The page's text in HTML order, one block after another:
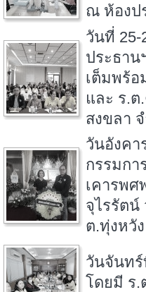
ณ ห้องป
วันที่ 25-
ประธา
เต็มพร้
และ ร.
สงขลา
วันอังคา
กรรมกา
เคารพ
จุไรรัต
ต.ทุ่งหวั
วันจันทร์
โดยมี ร.